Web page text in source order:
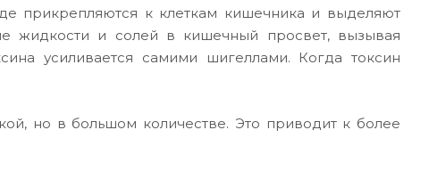
прикрепляются к клеткам кишечника и выделяют
жидкости и солей в кишечный просвет, вызывая
усиливается самими шигеллами. Когда токсин
но в большом количестве. Это приводит к более